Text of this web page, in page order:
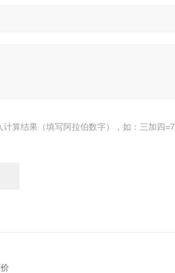
计算结果（填写阿拉伯数字），如：三加四=7